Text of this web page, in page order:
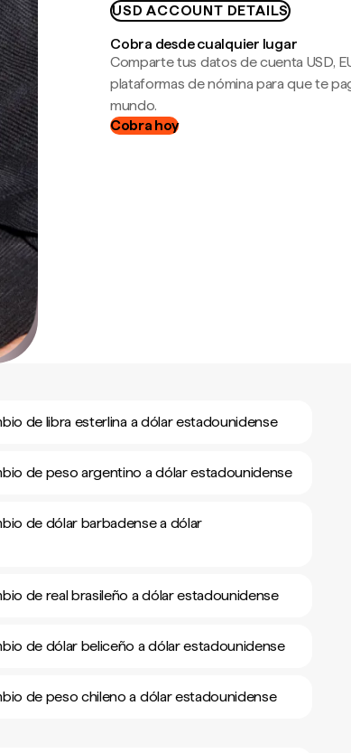
USD ACCOUNT DETAILS
Cobra desde cualquier lugar
Comparte tus datos de cuenta USD,
plataformas de nómina para que te
mundo.
Cobra hoy
de libra esterlina a dólar estadounidense
de peso argentino a dólar estadounidense
de dólar barbadense a dólar
de real brasileño a dólar estadounidense
de dólar beliceño a dólar estadounidense
de peso chileno a dólar estadounidense